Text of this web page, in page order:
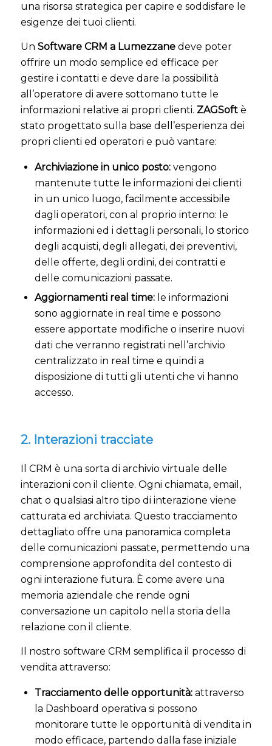
una risorsa strategica per capire e soddisfare le
esigenze dei tuoi clienti.
Un Software CRM a Lumezzanedeve poter
offrire un modo semplice ed efficace per
gestire i contatti e deve dare la possibilità
all’operatore di avere sottomano tutte le
informazioni relative ai propri clienti. ZAGSoftè
stato progettato sulla base dell’esperienza dei
propri clienti ed operatori e può vantare:
Archiviazione in unico posto:vengono
mantenute tutte le informazioni dei clienti
in un unico luogo, facilmente accessibile
dagli operatori, con al proprio interno: le
informazioni ed i dettagli personali, lo storico
degli acquisti, degli allegati, dei preventivi,
delle offerte, degli ordini, dei contratti e
delle comunicazioni passate.
Aggiornamenti real time:le informazioni
sono aggiornate in real time e possono
essere apportate modifiche o inserire nuovi
dati che verranno registrati nell’archivio
centralizzato in real time e quindi a
disposizione di tutti gli utenti che vi hanno
accesso.
2. Interazioni tracciate
Il CRM è una sorta di archivio virtuale delle
interazioni con il cliente. Ogni chiamata, email,
chat o qualsiasi altro tipo di interazione viene
catturata ed archiviata. Questo tracciamento
dettagliato offre una panoramica completa
delle comunicazioni passate, permettendo una
comprensione approfondita del contesto di
ogni interazione futura. È come avere una
memoria aziendale che rende ogni
conversazione un capitolo nella storia della
relazione con il cliente.
Il nostro software CRM semplifica il processo di
vendita attraverso:
Tracciamento delle opportunità:attraverso
la Dashboard operativa si possono
monitorare tutte le opportunità di vendita in
modo efficace, partendo dalla fase iniziale